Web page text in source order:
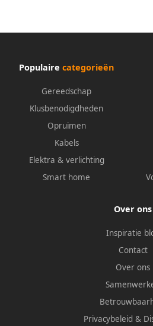
Populaire categorieën
Gereedschap
Klusbenodigdheden
Opruimen
Kabels
Elektra & verlichting
Smart home
Over ons
Inspiratie
Contact
Over ons
Privacybeleid &